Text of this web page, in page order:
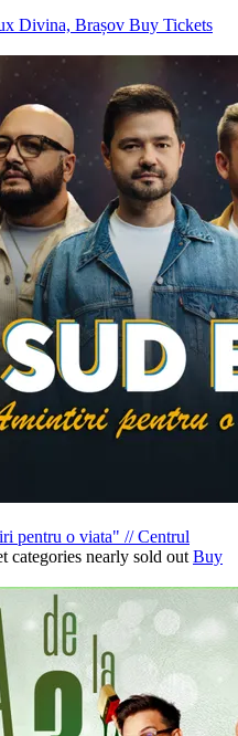
Divina, Brașov Buy Tickets
pentru o viata" //Centrul
categories nearly sold out Buy